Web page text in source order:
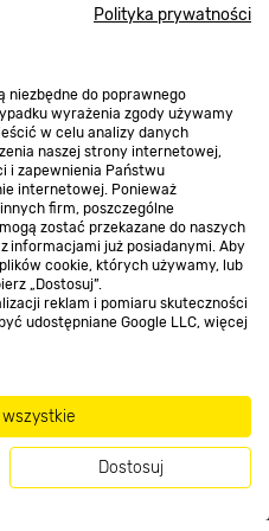
Polityka prywatności
niezbędne do poprawnego
wyrażenia zgody używamy
w celu analizy danych
naszej strony internetowej,
i zapewnienia Państwu
internetowej. Ponieważ
firm, poszczególne
zostać przekazane do naszych
informacjami już posiadanymi. Aby
cookie, których używamy, lub
„Dostosuj”.
reklam i pomiaru skuteczności
udostępniane Google LLC, więcej
Dostosuj
na odchody psasą
od rolki dzięki
umieszczonym
oderwać produkt.
worków podczas